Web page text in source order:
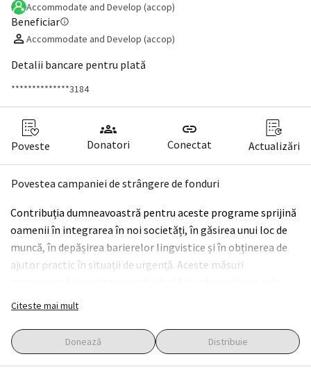
Accommodate and Develop (accop)
Beneficiarinfo
Accommodate and Develop (accop)
Detalii bancare pentru plată
**************3184
Poveste
groups
Donatori
link
Conectat Actualizări
Povestea campaniei de strângere de fonduri
Contribuția dumneavoastră pentru aceste programe sprijină
oamenii în integrarea în noi societăți, în găsirea unui loc de
muncă, în depășirea barierelor lingvistice și în obținerea de
ajutor practic în situații de urgență. Aceste măsuri
afectați.
Dumneavoastră beneficiați nu doar de avantaje personale și
emoționale, cum ar fi satisfacția și împlinirea, ci și de
Citeste mai mult
Donează Distribuie